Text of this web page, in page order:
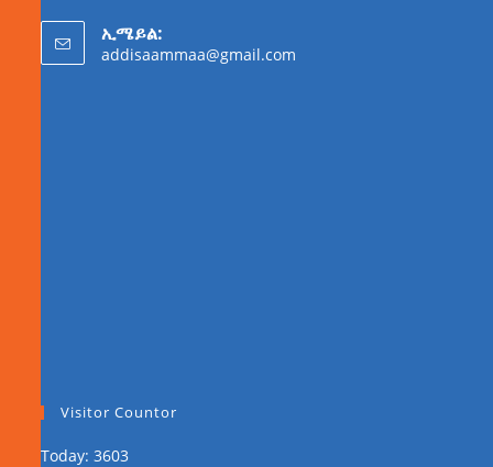
ኢሜይል:
addisaammaa@gmail.com
Visitor Countor
Today: 3603